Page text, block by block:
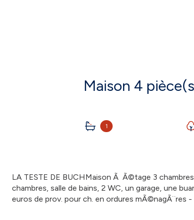
1
LA TESTE DE BUCHMaison Ã Ã©tage 3
chambres, salle de bains, 2 WC, un garage, une
euros de prov. pour ch. en ordures mÃ©nagÃ¨res